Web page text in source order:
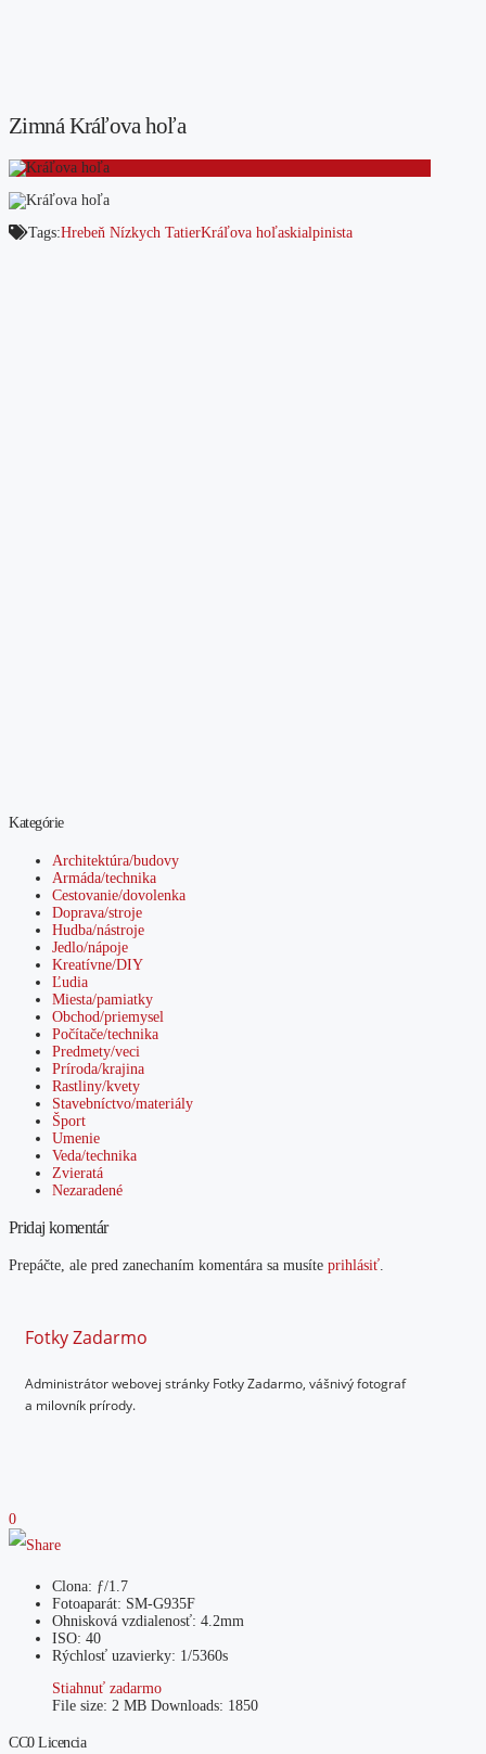
Zimná Kráľova hoľa
Tags:Hrebeň Nízkych TatierKráľova hoľaskialpinista
Kategórie
Architektúra/budovy
Armáda/technika
Cestovanie/dovolenka
Doprava/stroje
Hudba/nástroje
Jedlo/nápoje
Kreatívne/DIY
Ľudia
Miesta/pamiatky
Obchod/priemysel
Počítače/technika
Predmety/veci
Príroda/krajina
Rastliny/kvety
Stavebníctvo/materiály
Šport
Umenie
Veda/technika
Zvieratá
Nezaradené
Pridaj komentár
Prepáčte, ale pred zanechaním komentára sa musíte prihlásiť
Fotky Zadarmo
Administrátor webovej stránky Fotky Zadarmo, vášnivý fotograf
a milovník prírody.
0
Clona: ƒ/1.7
Fotoaparát: SM-G935F
Ohnisková vzdialenosť: 4.2mm
ISO: 40
Rýchlosť uzavierky: 1/5360s
Stiahnuť zadarmo
File size: 2 MB Downloads: 1850
CC0 Licencia